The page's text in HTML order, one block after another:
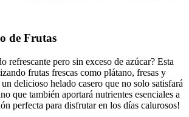
de Frutas
refrescante pero sin exceso de azúcar? Esta
frutas frescas como plátano, fresas y
delicioso helado casero que no solo satisfará
que también aportará nutrientes esenciales a
perfecta para disfrutar en los días calurosos!